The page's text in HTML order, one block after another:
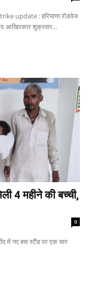
update : हरियाणा रोडवेज
आखिरकार शुक्रवार...
4 महीने की बच्ची,
0
में नए बस स्टैंड पर एक चार